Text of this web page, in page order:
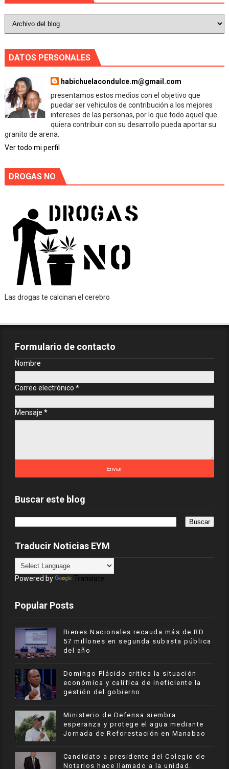
DATOS PERSONALES
habichuelacondulce.m@gmail.com
presentamos estos medios con el objetivo que
puedar ser vehiculos de contribución a los mejores
intereses de las personas, por lo que todo aquel que
quiera contribuir con su desarrollo pueda aportar su
granito de arena.
Ver todo mi perfil
DROGAS NO
Las drogas te calcinan el cerebro
Formulario de contacto
Nombre
Correo electrónico *
Mensaje *
Buscar este blog
Traducir Noticias EYM
Powered by Translate
Popular Posts
Bienes Nacionales recauda más de RD
57 millones en segunda subasta pública
del año
​Domingo Plácido critica la situación
económica y califica de ineficiente la
gestión del gobierno
Ministerio de Defensa siembra
esperanza y protege el agua mediante
Jornada de Reforestación en Manabao
Candidato a presidente del Colegio de
Notarios hace llamado a la unidad.